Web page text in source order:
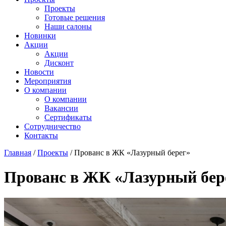
Проекты
Готовые решения
Наши салоны
Новинки
Акции
Акции
Дисконт
Новости
Мероприятия
О компании
О компании
Вакансии
Сертификаты
Сотрудничество
Контакты
Главная /Проекты /Прованс в ЖК «Лазурный берег»
Прованс в ЖК «Лазурный